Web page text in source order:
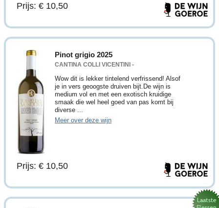
Prijs: € 10,50
Pinot grigio 2025
CANTINA COLLI VICENTINI -
Wow dit is lekker tintelend verfrissend! Alsof
je in vers geoogste druiven bijt.De wijn is
medium vol en met een exotisch kruidige
smaak die wel heel goed van pas komt bij
diverse ...
Meer over deze wijn
Prijs: € 10,50